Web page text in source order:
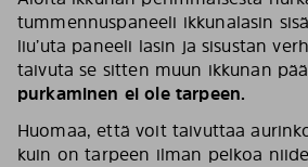
tummennuspaneeli ikkunalasin
liu’uta paneeli lasin ja sisustan
taivuta se sitten muun ikkunan
purkaminen ei ole tarpeen.
Huomaa, että voit taivuttaa
kuin on tarpeen ilman pelkoa